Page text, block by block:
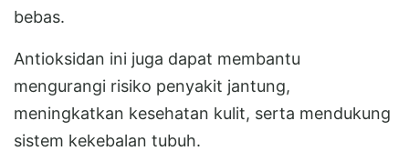
bebas.
Antioksidan ini juga dapat membantu
mengurangi risiko penyakit jantung,
meningkatkan kesehatan kulit, serta mendukung
sistem kekebalan tubuh.